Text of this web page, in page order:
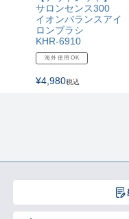
サロンセンス300
イオンバランスアイ
ロンブラシ
KHR-6910
海外使用OK
¥4,980税込